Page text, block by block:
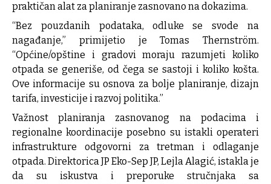
praktičan alat za planiranje zasnovano na dokazima.
“Bez pouzdanih podataka, odluke se svode na
nagađanje,” primijetio je Tomas Thernström.
“Općine/opštine i gradovi moraju razumjeti koliko
otpada se generiše, od čega se sastoji i koliko košta.
Ove informacije su osnova za bolje planiranje, dizajn
tarifa, investicije i razvoj politika.”
Važnost planiranja zasnovanog na podacima i
regionalne koordinacije posebno su istakli operateri
infrastrukture odgovorni za tretman i odlaganje
otpada. Direktorica JP Eko-Sep JP, Lejla Alagić, istakla je
da su iskustva i preporuke stručnjaka sa